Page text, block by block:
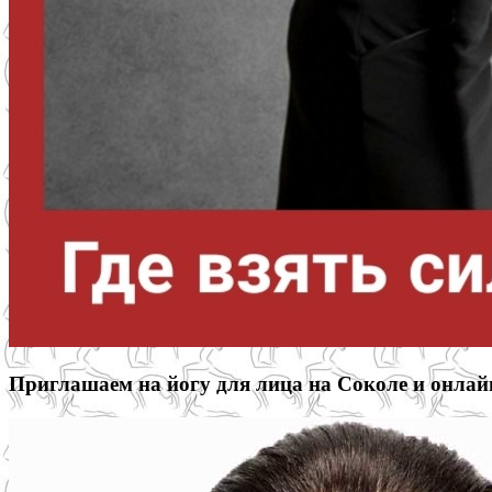
Приглашаем на йогу для лица на Соколе и